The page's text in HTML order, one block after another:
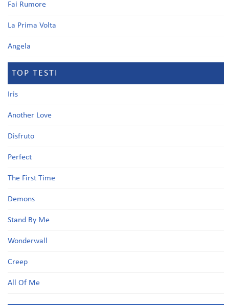
Fai Rumore
La Prima Volta
Angela
TOP TESTI
Iris
Another Love
Disfruto
Perfect
The First Time
Demons
Stand By Me
Wonderwall
Creep
All Of Me